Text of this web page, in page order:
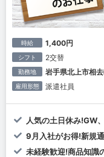
時給 1,400円
シフト 2交替
勤務地 岩手県北上市相
雇用形態 派遣社員
人気の土日休み!GW
9月入社がお得!新規
未経験歓迎!商品知識